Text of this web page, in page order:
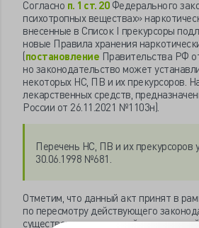
Согласно п. 1 ст. 20Федерального
психотропных веществах»
внесенные в Список I прекурсоры
новые Правила хранения
(постановление Правительства РФ
но законодательство может
некоторых НС, ПВ и их прекурсоров.
лекарственных средств,
России от 26.11.2021 №1103н).
Перечень НС, ПВ и их прекурсоров
30.06.1998 №681.
Отметим, что данный акт принят в
по пересмотру действующего
существенных изменений в